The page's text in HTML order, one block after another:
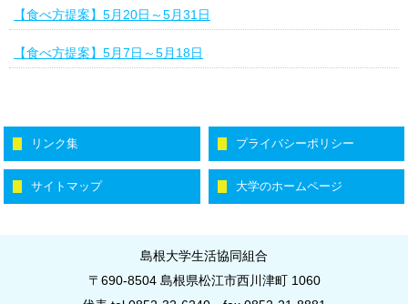
【食べ方提案】5月20日～5月31日
【食べ方提案】5月7日～5月18日
リンク集 プライバシーポリシー
サイトマップ 大学のホームページ
島根大学生活協同組合
〒690-8504 島根県松江市西川津町 1060